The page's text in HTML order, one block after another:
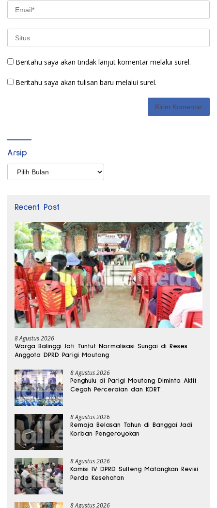
Beritahu saya akan tindak lanjut komentar melalui surel.
Beritahu saya akan tulisan baru melalui surel.
Arsip
Arsip
Recent Post
8 Agustus 2026
Warga Balinggi Jati Tuntut Normalisasi Sungai di Reses
Anggota DPRD Parigi Moutong
8 Agustus 2026
Penghulu di Parigi Moutong Diminta Aktif
Cegah Perceraian dan KDRT
8 Agustus 2026
Remaja Belasan Tahun di Banggai Jadi
Korban Pengeroyokan
8 Agustus 2026
Komisi IV DPRD Sulteng Matangkan Revisi
Perda Kesehatan
8 Agustus 2026